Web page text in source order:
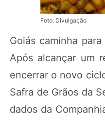
Foto: Divulgação
Goiás caminha
Após alcançar um
encerrar o novo
Safra de Grãos da
dados da